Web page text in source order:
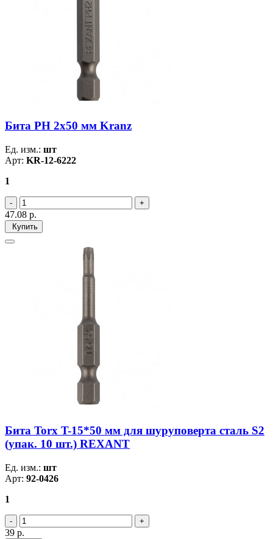
Бита PH 2x50 мм Kranz
Ед. изм.: шт
Арт: KR-12-6222
1
47.08 р.
Купить
Бита Torx T-15*50 мм для шуруповерта сталь S2
(упак. 10 шт.) REXANT
Ед. изм.: шт
Арт: 92-0426
1
39 р.